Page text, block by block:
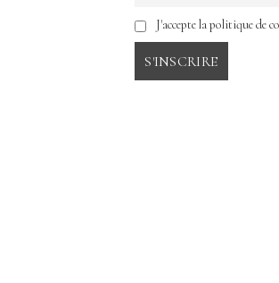
J'accepte la politique de